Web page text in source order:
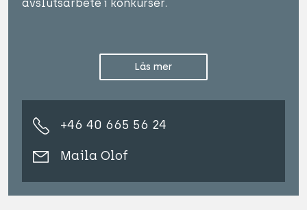
avslutsarbete i konkurser.
Läs mer
+46 40 665 56 24
Maila Olof